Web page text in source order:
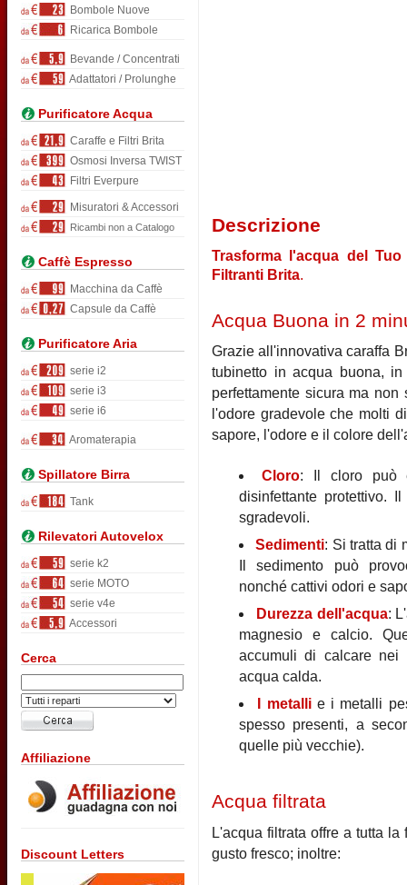
Bombole Nuove
Ricarica Bombole
Bevande / Concentrati
Adattatori / Prolunghe
Purificatore Acqua
Caraffe e Filtri Brita
Osmosi Inversa TWIST
Filtri Everpure
Misuratori & Accessori
Ricambi non a Catalogo
Caffè Espresso
Macchina da Caffè
Capsule da Caffè
Purificatore Aria
serie i2
serie i3
serie i6
Aromaterapia
Spillatore Birra
Tank
Rilevatori Autovelox
serie k2
serie MOTO
serie v4e
Accessori
Cerca
Affiliazione
Discount Letters
Descrizione
Trasforma l'acqua del
Filtranti Brita.
Acqua Buona in 2
Grazie all'innovativa caraffa
tubinetto in acqua buona,
perfettamente sicura ma
l'odore gradevole che molti
sapore, l'odore e il colore
Cloro: Il cloro può
disinfettante protettivo.
sgradevoli.
Sedimenti: Si tratta di
Il sedimento può
nonché cattivi odori e
Durezza dell'acqua:
magnesio e calcio.
accumuli di calcare nei
acqua calda.
I metallie i metalli
spesso presenti, a
quelle più vecchie).
Acqua filtrata
L'acqua filtrata offre a tutta
gusto fresco; inoltre: